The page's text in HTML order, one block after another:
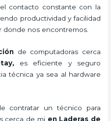
contacto constante con la
productividad y facilidad
donde nos encontremos.
de computadoras cerca
es eficiente y seguro
técnica ya sea al hardware
contratar un técnico para
cerca de mi en Laderas de